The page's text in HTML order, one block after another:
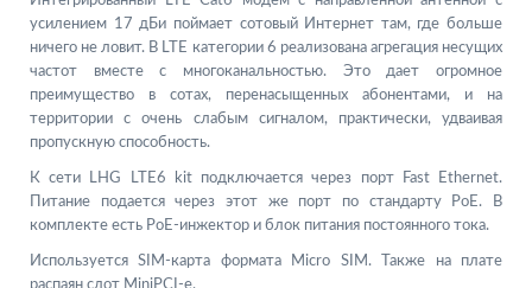
усилением 17 дБи поймает сотовый Интернет там, где больше
ничего не ловит. В LTE категории 6 реализована агрегация несущих
частот вместе с многоканальностью. Это дает огромное
преимущество в сотах, перенасыщенных абонентами, и на
территории с очень слабым сигналом, практически, удваивая
пропускную способность.
К сети LHG LTE6 kit подключается через порт Fast Ethernet.
Питание подается через этот же порт по стандарту PoE. В
комплекте есть PoE-инжектор и блок питания постоянного тока.
Используется SIM-карта формата Micro SIM. Также на плате